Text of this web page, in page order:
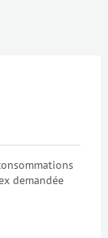
demandée